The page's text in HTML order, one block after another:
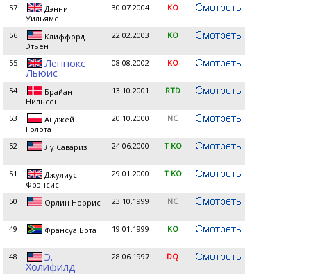
57
Дэнни
Уильямс
30.07.2004 KO
56
Клиффорд
Этьен
22.02.2003 KO
55 Леннокс
Льюис
08.08.2002 KO
54
Брайан
Нильсен
13.10.2001 RTD
53
Анджей
Голота
20.10.2000 NC
52 Лу Савариз 24.06.2000 T KO
51
Джулиус
Фрэнсис
29.01.2000 T KO
50 Орлин Норрис 23.10.1999 NC
49 Франсуа Бота 19.01.1999 KO
48 Э.
Холифилд
28.06.1997 DQ